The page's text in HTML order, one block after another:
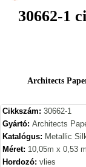
30662-1
Architects
Cikkszám: 30662-1
Gyártó: Architects
Katalógus: Metallic
Méret: 10,05m x 0,53 m
Hordozó: vlies